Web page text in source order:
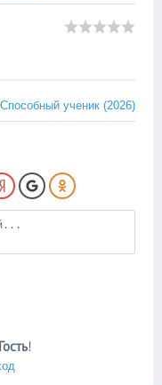
Способный ученик (2026)
Гость!